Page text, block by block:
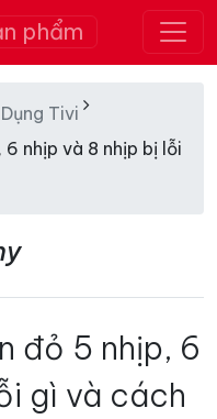
phẩm
Tivi
nhịp và 8 nhịp bị lỗi
đỏ 5 nhịp, 6
gì và cách